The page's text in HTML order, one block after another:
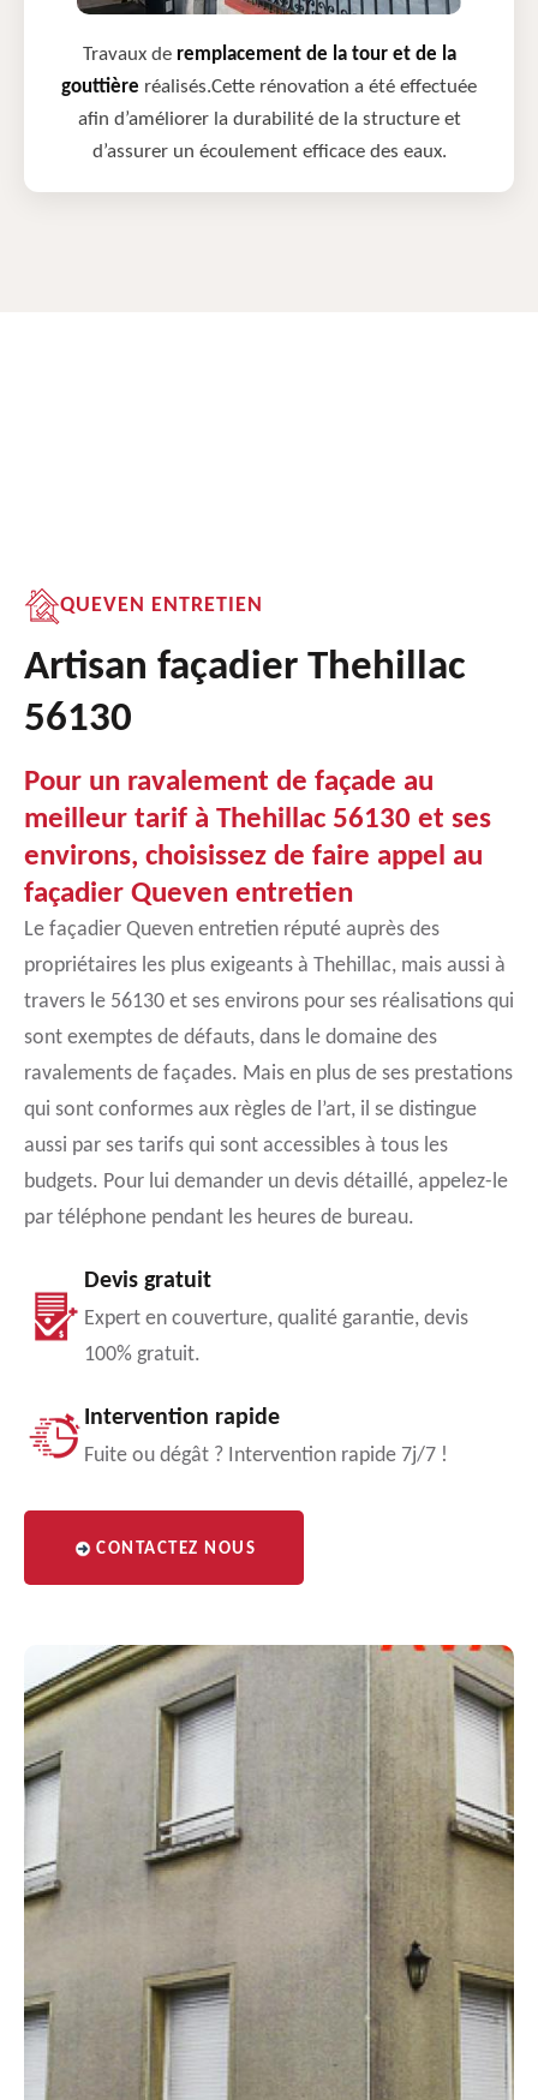
Travaux de remplacement de la tour et de la
gouttière réalisés.Cette rénovation a été effectuée
afin d’améliorer la durabilité de la structure et
d’assurer un écoulement efficace des eaux.
QUEVEN ENTRETIEN
Artisan façadier Thehillac
56130
Pour un ravalement de façade au
meilleur tarif à Thehillac 56130 et ses
environs, choisissez de faire appel au
façadier Queven entretien
Le façadier Queven entretien réputé auprès des
propriétaires les plus exigeants à Thehillac, mais aussi à
travers le 56130 et ses environs pour ses réalisations qui
sont exemptes de défauts, dans le domaine des
ravalements de façades. Mais en plus de ses prestations
qui sont conformes aux règles de l’art, il se distingue
aussi par ses tarifs qui sont accessibles à tous les
budgets. Pour lui demander un devis détaillé, appelez-le
par téléphone pendant les heures de bureau.
Devis gratuit
Expert en couverture, qualité garantie, devis
100% gratuit.
Intervention rapide
Fuite ou dégât ? Intervention rapide 7j/7 !
CONTACTEZ NOUS